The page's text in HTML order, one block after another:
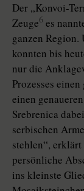
Der „Konvoi-
Zeuge6 es
ganzen Region.
konnten bis
nur die
Prozesses
einen
Srebrenica
serbischen
stehlen“,
persönliche
ins kleinste